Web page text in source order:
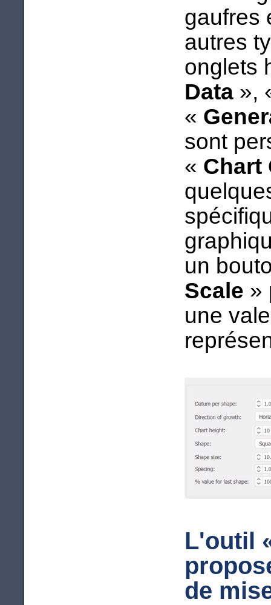
gaufres
autres
onglets
Data »,
«
sont
« Chart
un
Scale »
une
L'outil
de